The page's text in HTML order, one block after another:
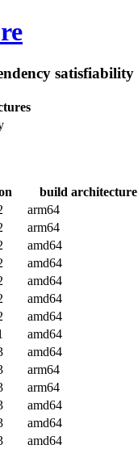
satisfiability
build architecture
arm64
arm64
amd64
amd64
amd64
amd64
amd64
amd64
amd64
arm64
arm64
amd64
amd64
amd64